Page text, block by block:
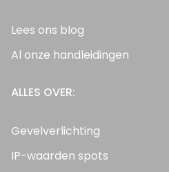
Lees ons blog
Al onze handleidingen
ALLES OVER:
Gevelverlichting
IP-waarden spots